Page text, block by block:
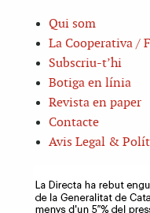
Qui som
La Cooperativa /
Subscriu-t’hi
Botiga en línia
Revista en paper
Contacte
Avis Legal &